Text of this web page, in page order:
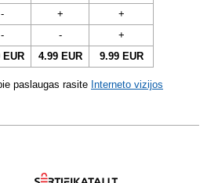
- +
+
- -
+
EUR 4.99 EUR 9.99 EUR
paslaugas rasite Interneto vizijos